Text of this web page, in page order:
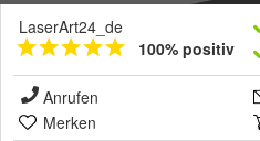
LaserArt24_de
100% positiv
Anrufen
Merken